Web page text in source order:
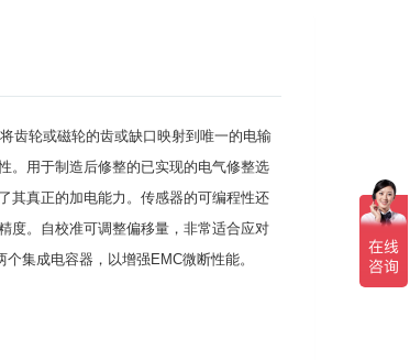
齿轮或磁轮的齿或缺口映射到唯一的电输
。 用于制造后修整的已实现的电气修整选
其真正的加电能力。 传感器的可编程性还
度。 自校准可调整偏移量，非常适合应对
个集成电容器，以增强EMC微断性能。